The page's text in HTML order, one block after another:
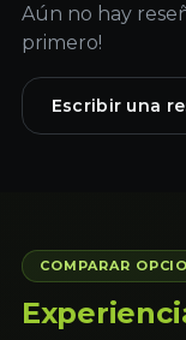
Aún no hay
primero!
Escribir una
COMPARAR